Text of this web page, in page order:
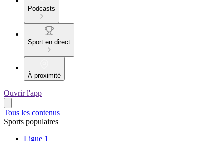
Podcasts
Sport en direct
À proximité
Ouvrir l'app
Tous les contenus
Sports populaires
Ligue 1